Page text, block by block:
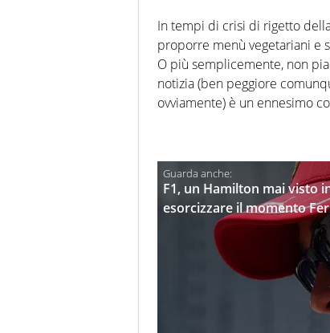
In tempi di crisi di rigetto
proporre menù vegetariani e
O più semplicemente, non
notizia (ben peggiore
ovviamente) è un ennesimo
F1, un Hamilton mai visto
esorcizzare il momento